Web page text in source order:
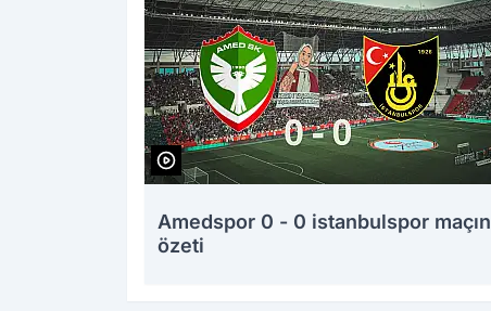
Amedspor 0 - 0 istanbulspor maçın
özeti